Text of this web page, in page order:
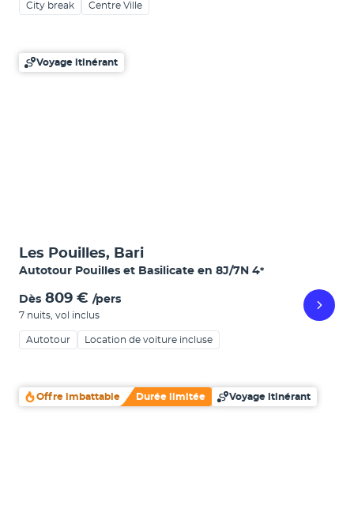
City break Centre Ville
Voyage itinérant
Les Pouilles, Bari
Autotour Pouilles et Basilicate en 8J/7N 4*
Dès 809 € /pers
7 nuits vol inclus
Autotour Location de voiture incluse
Offre imbattable Durée limitée Voyage itinérant